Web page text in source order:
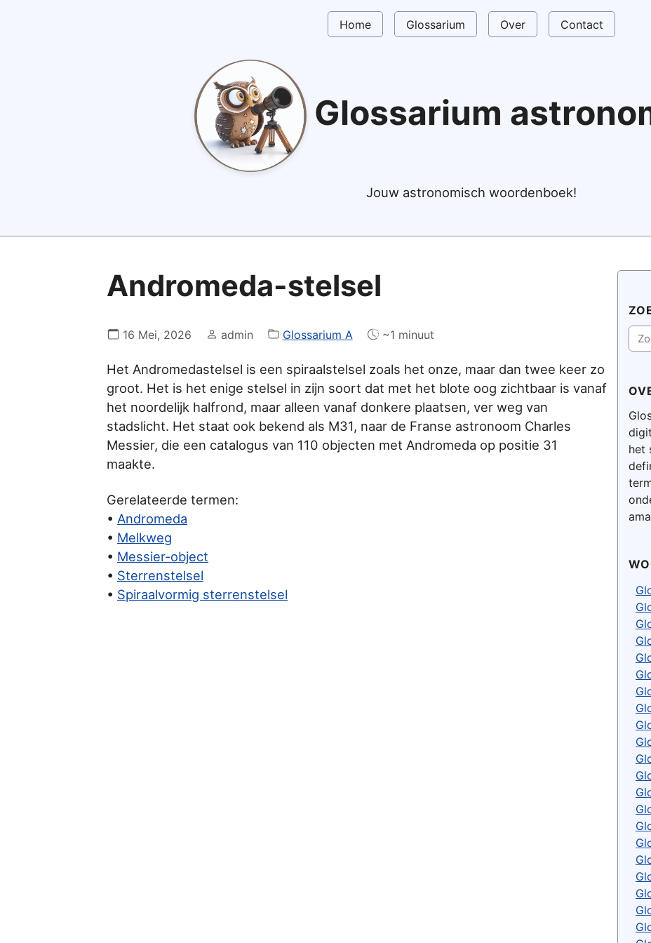
Home Glossarium Over Contact
Glossarium
Jouw astronomisch woordenboek!
Andromeda-stelsel
16 Mei, 2026 admin Glossarium A ~1 minuut
Het Andromedastelsel is een spiraalstelsel zoals het onze, maar dan twee keer zo
groot. Het is het enige stelsel in zijn soort dat met het blote oog zichtbaar is vanaf
het noordelijk halfrond, maar alleen vanaf donkere plaatsen, ver weg van
stadslicht. Het staat ook bekend als M31, naar de Franse astronoom Charles
Messier, die een catalogus van 110 objecten met Andromeda op positie 31
maakte.
Gerelateerde termen:
• Andromeda
• Melkweg
• Messier-object
• Sterrenstelsel
• Spiraalvormig sterrenstelsel
het